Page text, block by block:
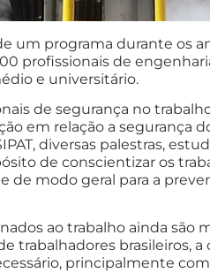
programa durante os
profissionais de
e universitário.
de segurança no
em relação a segurança
diversas palestras,
de conscientizar os
de modo geral para a
ao trabalho ainda são
trabalhadores brasileiros, a
principalmente